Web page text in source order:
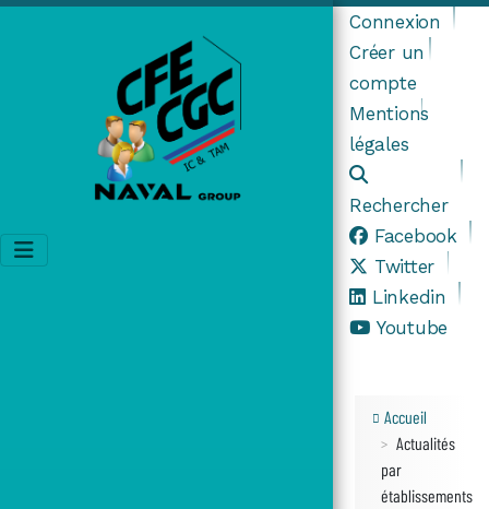
Connexion
Créer un
compte
Mentions
légales
Rechercher
Facebook
Twitter
Linkedin
Youtube
Accueil
Actualités
par
établissements